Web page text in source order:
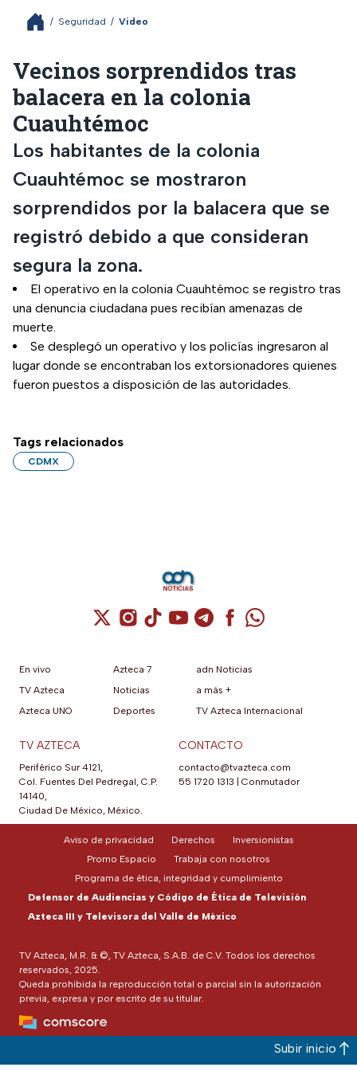
/ Seguridad / Video
Vecinos sorprendidos tras
balacera en la colonia
Cuauhtémoc
Los habitantes de la colonia
Cuauhtémoc se mostraron
sorprendidos por la balacera que se
registró debido a que consideran
segura la zona.
El operativo en la colonia Cuauhtémoc se registro tras
una denuncia ciudadana pues recibían amenazas de
muerte.
Se desplegó un operativo y los policías ingresaron al
lugar donde se encontraban los extorsionadores quienes
fueron puestos a disposición de las autoridades.
Tags relacionados
CDMX
Cuenta de X / Twitter (se abre en una
Cuenta de Instagram (se abre en una
Cuenta de TikTok (se abre en
Cuenta de YouTube (se abre
Cuenta de Telegram (se
Cuenta de
Cuenta de
En vivo
TV Azteca
Azteca UNO
Azteca 7
Noticias
Deportes
adn Noticias
a más +
TV Azteca Internacional
TV AZTECA
Periférico Sur 4121,
Col. Fuentes Del Pedregal, C.P.
14140,
Ciudad De México, México.
CONTACTO
contacto@tvazteca.com
55 1720 1313 | Conmutador
TV Azteca, M.R. & ©, TV Azteca, S.A.B. de C.V. Todos los derechos
reservados, 2025.
Queda prohibida la reproducción total o parcial sin la autorización
previa, expresa y por escrito de su titular.
Aviso de privacidad Derechos
Inversionistas
Promo Espacio
Trabaja con nosotros
Programa de ética, integridad y cumplimiento
Defensor de Audiencias y Código de Ética de Televisión
Azteca III y Televisora del Valle de México
Subir inicio